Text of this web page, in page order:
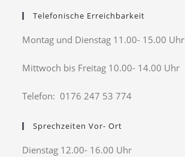
Telefonische Erreichbarkeit
Montag und Dienstag 11.00- 15.00 Uhr
Mittwoch bis Freitag 10.00- 14.00 Uhr
Telefon: 0176 247 53 774
Sprechzeiten Vor- Ort
Dienstag 12.00- 16.00 Uhr